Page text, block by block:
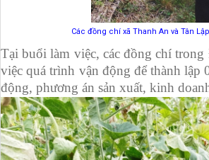
Các đồng chí xã Thanh An và Tân
Tại buổi làm việc, các đồng chí
việc quá trình vận động để thành lập
động, phương án sản xuất, kinh